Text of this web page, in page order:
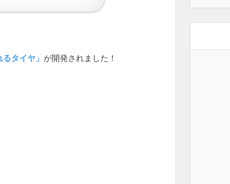
タイヤ」 が開発されました！